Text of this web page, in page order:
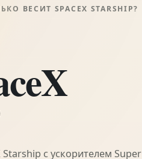
ВЕСИТ SPACEX STARSHIP?
с ускорителем Super